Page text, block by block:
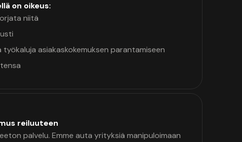
on oikeus:
niitä
asiakaskokemuksen parantamiseen
reiluuteen
palvelu. Emme auta yrityksiä manipuloimaan